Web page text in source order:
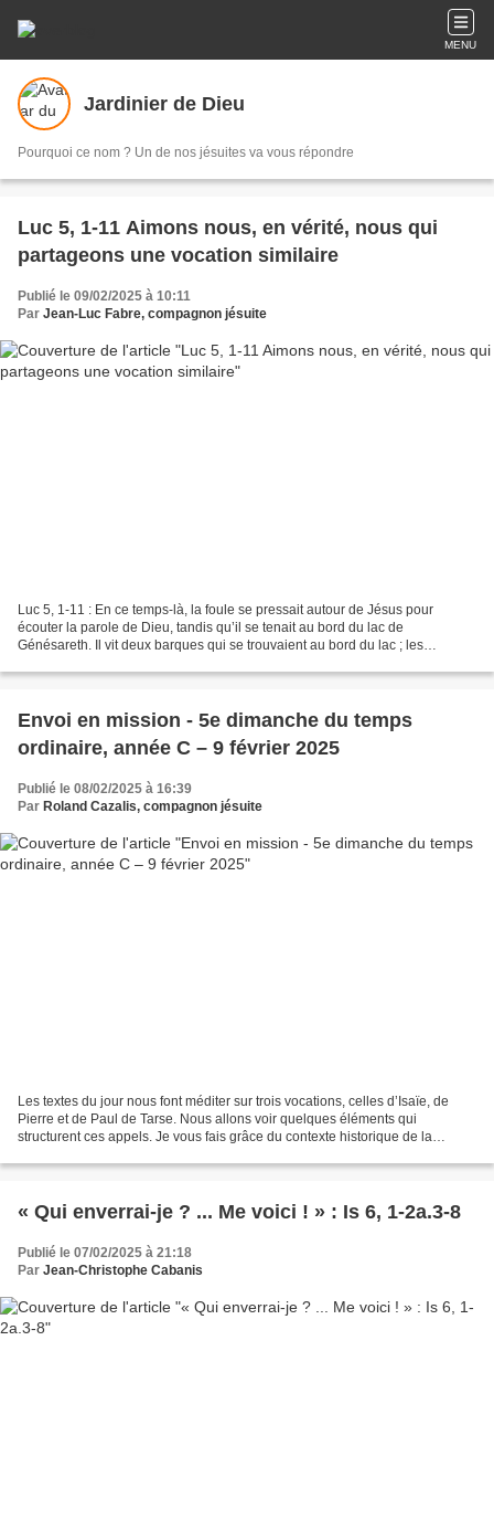
MENU
Jardinier de Dieu
Pourquoi ce nom ? Un de nos jésuites va vous répondre
Luc 5, 1-11 Aimons nous, en vérité, nous qui
partageons une vocation similaire
Publié le 09/02/2025 à 10:11
Par Jean-Luc Fabre, compagnon jésuite
Luc 5, 1-11 : En ce temps-là, la foule se pressait autour de Jésus pour
écouter la parole de Dieu, tandis qu’il se tenait au bord du lac de
Génésareth. Il vit deux barques qui se trouvaient au bord du lac ; les
Envoi en mission - 5e dimanche du temps
ordinaire, année C – 9 février 2025
Publié le 08/02/2025 à 16:39
Par Roland Cazalis, compagnon jésuite
Les textes du jour nous font méditer sur trois vocations, celles d’Isaïe, de
Pierre et de Paul de Tarse. Nous allons voir quelques éléments qui
structurent ces appels. Je vous fais grâce du contexte historique de la
« Qui enverrai-je ? ... Me voici ! » : Is 6, 1-2a.3-8
Publié le 07/02/2025 à 21:18
Par Jean-Christophe Cabanis